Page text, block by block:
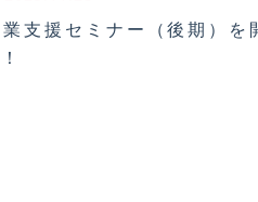
支援セミナー（後期）を